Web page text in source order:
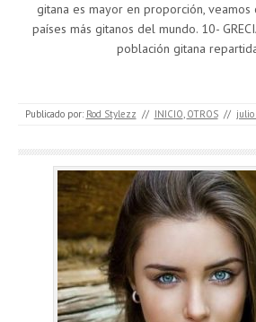
gitana es mayor en proporción, veamos
países más gitanos del mundo. 10-
población gitana
Publicado por: Rod Stylezz // INICIO, OTROS // julio